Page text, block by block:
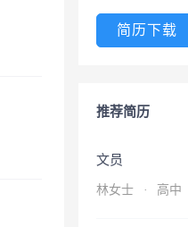
简历下载
推荐简历
文员
林女士 · 高中